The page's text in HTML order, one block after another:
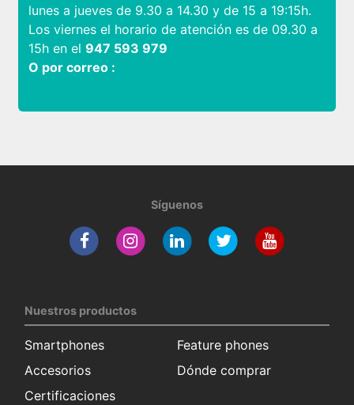
lunes a jueves de 9.30 a 14.30 y de 15 a 19:15h.
Los viernes el horario de atención es de 09.30 a
15h en el 947 593 979
O por correo :
Síguenos
Nuestros productos
Smartphones
Feature phones
Accesorios
Dónde comprar
Certificaciones